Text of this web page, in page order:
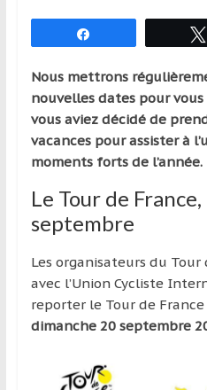
de
découverte
culturelle
région
Nous mettrons
nouvelles dates pour
vous aviez décidé de
vacances pour assister à
moments forts de l’année.
Le Tour de
septembre
Les organisateurs du Tour
avec l’Union Cycliste
reporter le Tour de
dimanche 20 septembre